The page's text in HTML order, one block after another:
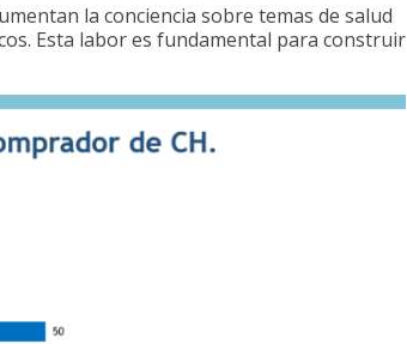
la conciencia sobre temas de salud
Esta labor es fundamental para construir